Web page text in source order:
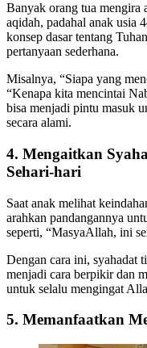
Banyak orang tua mengira
aqidah, padahal anak usia
konsep dasar tentang
pertanyaan sederhana.
Misalnya, “Siapa yang
“Kenapa kita mencintai
bisa menjadi pintu masuk
secara alami.
4. Mengaitkan
Sehari-hari
Saat anak melihat
arahkan pandangannya
seperti, “MasyaAllah, ini
Dengan cara ini, syahadat
menjadi cara berpikir dan
untuk selalu mengingat
5. Memanfaatkan